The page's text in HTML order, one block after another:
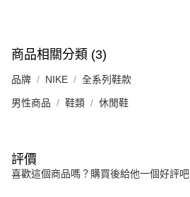
商品相關分類 (3)
品牌 NIKE 全系列鞋款
男性商品 鞋類 休閒鞋
評價
喜歡這個商品嗎？購買後給他一個好評吧